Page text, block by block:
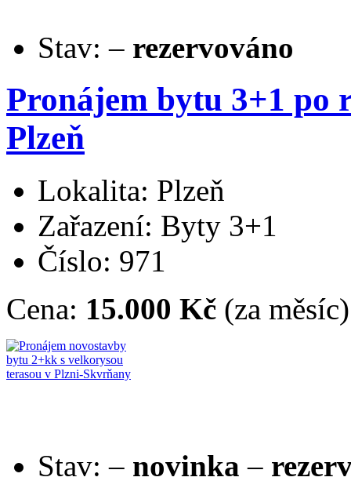
Stav: – rezervováno
Pronájem bytu 3+1 po
Plzeň
Lokalita: Plzeň
Zařazení: Byty 3+1
Číslo: 971
Cena: 15.000 Kč (za měsíc)
Stav: – novinka –